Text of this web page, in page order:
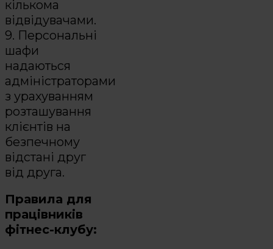
кількома
відвідувачами.
9. Персональні
шафи
надаються
адміністраторами
з урахуванням
розташування
клієнтів на
безпечному
відстані друг
від друга.
Правила для
працівників
фітнес-клубу: